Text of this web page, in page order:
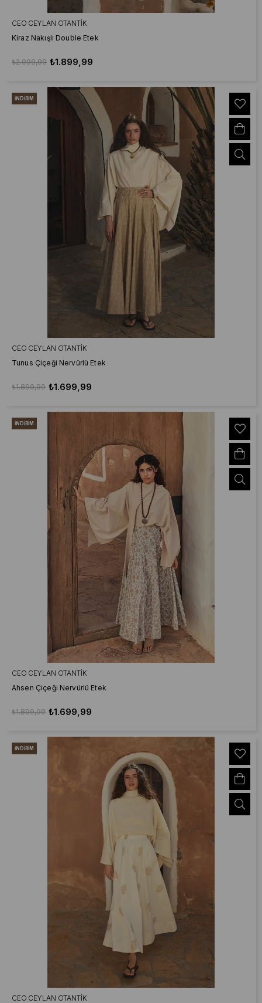
CEO CEYLAN OTANTIK
Kiraz Nakışlı Double Etek
₺1.899,99
₺2.099,99
CEO CEYLAN OTANTIK
Tunus Çiçeği Nervürlü Etek
₺1.699,99
₺1.899,99
İNDIRIM
CEO CEYLAN OTANTIK
Ahsen Çiçeği Nervürlü Etek
₺1.699,99
₺1.899,99
İNDIRIM
CEO CEYLAN OTANTIK
İNDIRIM